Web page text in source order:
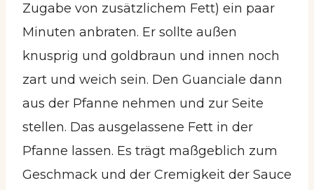
Zugabe von zusätzlichem Fett) ein paar
Minuten anbraten. Er sollte außen
knusprig und goldbraun und innen noch
zart und weich sein. Den Guanciale dann
aus der Pfanne nehmen und zur Seite
stellen. Das ausgelassene Fett in der
Pfanne lassen. Es trägt maßgeblich zum
Geschmack und der Cremigkeit der Sauce